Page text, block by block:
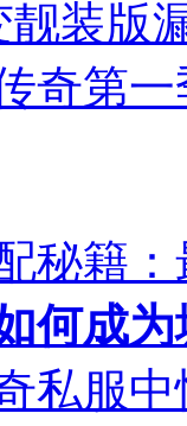
装版
奇第
秘籍
何成为
私服